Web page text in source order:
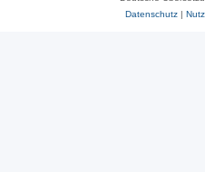
Datenschutz|